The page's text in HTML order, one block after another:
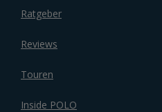
Ratgeber
Reviews
Touren
Inside POLO